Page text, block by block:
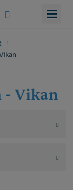
- Vikan